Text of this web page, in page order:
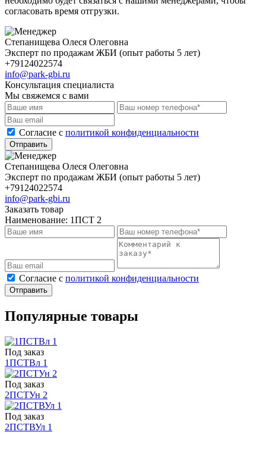
согласовать время отгрузки.
Степанищева Олеся Олеговна
Эксперт по продажам ЖБИ (опыт работы 5 лет)
+79124022574
info@park-gbi.ru
Консультация специалиста
Мы свяжемся с вами
Cогласие с политикой конфиденциальности
Отправить
Степанищева Олеся Олеговна
Эксперт по продажам ЖБИ (опыт работы 5 лет)
+79124022574
info@park-gbi.ru
Заказать товар
Наименование: 1ПСТ 2
Cогласие с политикой конфиденциальности
Отправить
Популярные товары
Под заказ
1ПСТВл 1
Под заказ
2ПСТУн 2
Под заказ
2ПСТВУл 1